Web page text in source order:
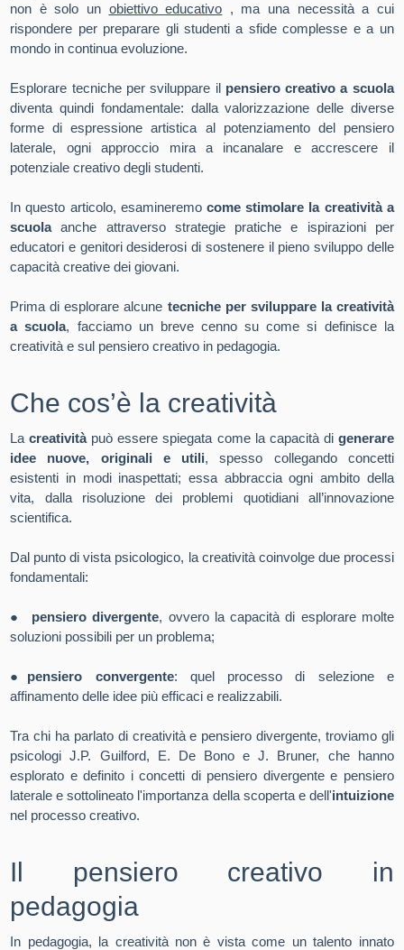
non è solo un obiettivo educativo , ma una necessità a cui
rispondere per preparare gli studenti a sfide complesse e a un
mondo in continua evoluzione.
Esplorare tecniche per sviluppare il pensiero creativo a scuola
diventa quindi fondamentale: dalla valorizzazione delle diverse
forme di espressione artistica al potenziamento del pensiero
laterale, ogni approccio mira a incanalare e accrescere il
potenziale creativo degli studenti.
In questo articolo, esamineremo come stimolare la creatività a
scuolaanche attraverso strategie pratiche e ispirazioni per
educatori e genitori desiderosi di sostenere il pieno sviluppo delle
capacità creative dei giovani.
Prima di esplorare alcune tecniche per sviluppare la creatività
a scuola, facciamo un breve cenno su come si definisce la
creatività e sul pensiero creativo in pedagogia.
Che cos’è la creatività
Lacreativitàpuò essere spiegata come la capacità di generare
idee nuove, originali e utili, spesso collegando concetti
esistenti in modi inaspettati; essa abbraccia ogni ambito della
vita, dalla risoluzione dei problemi quotidiani all’innovazione
scientifica.
Dal punto di vista psicologico, la creatività coinvolge due processi
fondamentali:
● pensiero divergente, ovvero la capacità di esplorare molte
soluzioni possibili per un problema;
● pensiero convergente: quel processo di selezione e
affinamento delle idee più efficaci e realizzabili.
Tra chi ha parlato di creatività e pensiero divergente, troviamo gli
psicologi J.P. Guilford, E. De Bono e J. Bruner, che hanno
esplorato e definito i concetti di pensiero divergente e pensiero
laterale e sottolineato l'importanza della scoperta e dell'intuizione
nel processo creativo.
Il pensiero creativo in
pedagogia
In pedagogia, la creatività non è vista come un talento innato